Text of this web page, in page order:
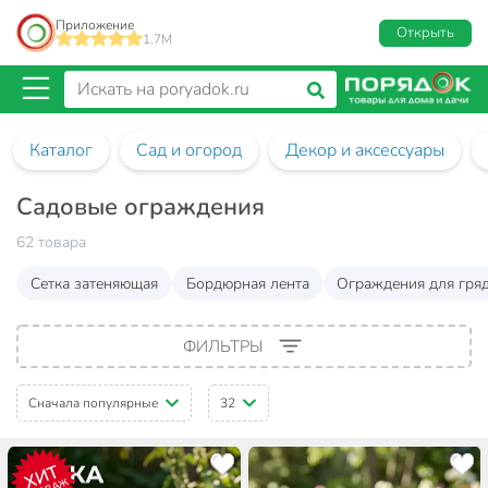
Приложение
1.7M
Открыть
Каталог Сад и огород Декор и аксессуары
Садовые ограждения
62 товара
Сетка затеняющая
Бордюрная лента Ограждения для
ФИЛЬТРЫ
Сначала популярные 32
ХИТ